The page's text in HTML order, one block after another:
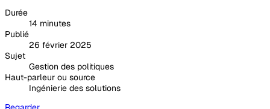
Durée
14 minutes
Publié
26 février 2025
Sujet
Gestion des politiques
Haut-parleur ou source
Ingénierie des solutions